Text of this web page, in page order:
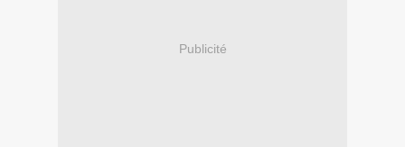
Publicité